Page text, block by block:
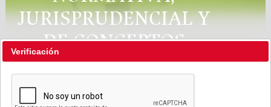
JURISPRUDENCIAL Y
DE CONCEPTOS
"RÉGIMEN LEGAL"
Verificación